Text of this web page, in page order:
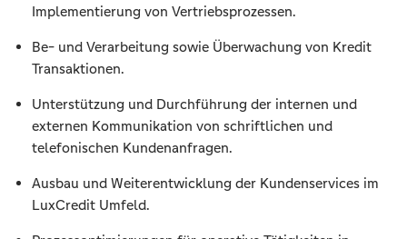
Implementierung von Vertriebsprozessen.
Be- und Verarbeitung sowie Überwachung von Kredit
Transaktionen.
Unterstützung und Durchführung der internen und
externen Kommunikation von schriftlichen und
telefonischen Kundenanfragen.
Ausbau und Weiterentwicklung der Kundenservices im
LuxCredit Umfeld.